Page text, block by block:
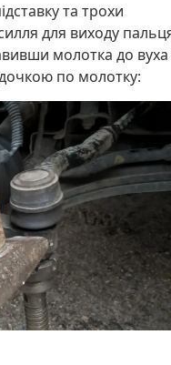
та трохи
для виходу
молотка до вуха
по молотку: